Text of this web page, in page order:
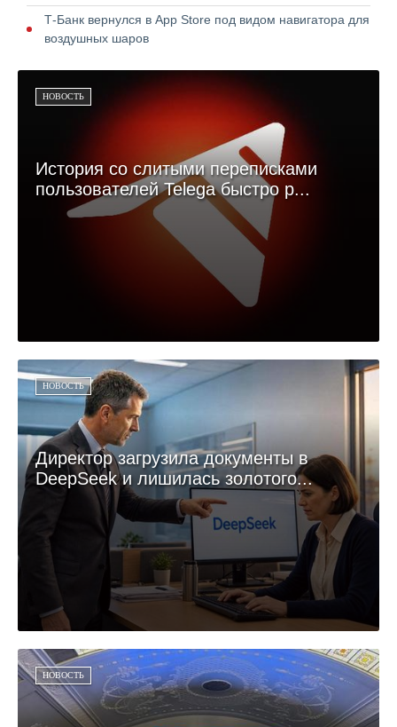
Т-Банк вернулся в App Store под видом навигатора для
воздушных шаров
НОВОСТЬ
История со слитыми переписками
пользователей Telega быстро р...
НОВОСТЬ
Директор загрузила документы в
DeepSeek и лишилась золотого...
НОВОСТЬ